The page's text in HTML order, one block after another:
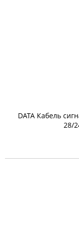
DATA Кабель
28/